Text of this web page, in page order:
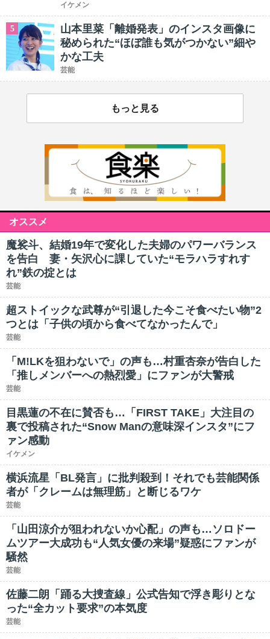
イケメン
5
山本里菜「離婚発表」のインスタ画像に
秘められた“ほぼ誰も気がつかない”細や
かな工夫
芸能
もっと見る
オススメ
魔裟斗、結婚19年で変化した夫婦のパワーバランス
を告白 妻・矢沢心に課していた“モラハラすれす
れ”鉄の掟とは
芸能
超ストイックな武尊が“引退した今こそ食べたい物”2
つとは「子供の頃から食べてなかったんで」
芸能
「M!LKを狙わないで」の声も…村重杏奈が告白した
「推しメンバーへの熱烈愛」にファンが大警戒
芸能
目黒蓮の不在に賛否も…「FIRST TAKE」大注目の
裏で投稿された“Snow Manの意味深インスタ”にフ
ァン感動
イケメン
横浜流星「BL発言」に批判殺到！それでも芸能関係
者が「クレームは無理筋」と断じるワケ
芸能
「山田涼介が狙われないか心配」の声も…ソロドー
ムツアー大成功も“人気女優の来場”疑惑にファンが
騒然
芸能
佐藤二朗「踊る大捜査線」公式告知で浮き彫りとな
った“全カット要求”の本気度
芸能